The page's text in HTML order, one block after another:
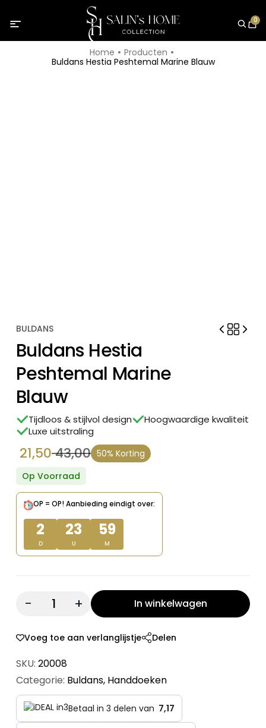
0
Home
Producten
Buldans Hestia Peshtemal Marine Blauw
BULDANS
Buldans Hestia
Peshtemal Marine
Blauw
Tijdloos & stijlvol design
Hoogwaardige kwaliteit
Luxe uitstraling
43,00
Oorspronkelijke
prijs
was:
€ 43,00.
21,50
Huidige
prijs
is:
€ 21,50.
50% Korting
Op Voorraad
OP = OP!Aanbieding eindigt over:
2
D
23
U
59
M
Quantity: In winkelwagen
Voeg toe aan verlanglijstje Delen
SKU: 20008
Categorie: Buldans, Handdoeken
Betaal in 3 delen van 7,17